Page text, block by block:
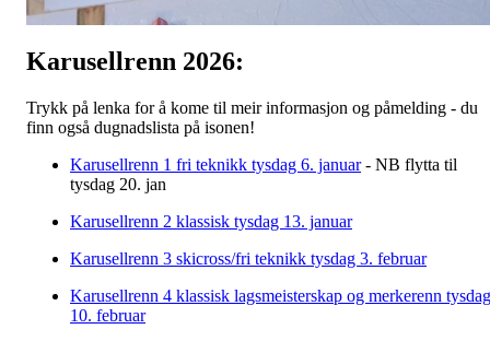
Karusellrenn 2026:
Trykk på lenka for å kome til meir informasjon og påmelding - du
finn også dugnadslista på isonen!
Karusellrenn 1 fri teknikk tysdag 6. januar- NB flytta til
tysdag 20. jan
Karusellrenn 2 klassisk tysdag 13. januar
Karusellrenn 3 skicross/fri teknikk tysdag 3. februar
Karusellrenn 4 klassisk lagsmeisterskap og merkerenn tysdag
10. februar